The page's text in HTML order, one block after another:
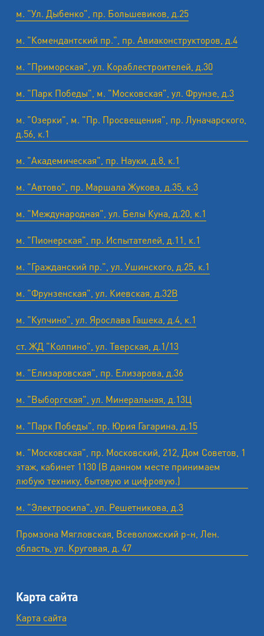
м. "Ул. Дыбенко", пр. Большевиков, д.25
м. "Комендантский пр.", пр. Авиаконструкторов, д.4
м. "Приморская", ул. Кораблестроителей, д.30
м. "Парк Победы", м. "Московская", ул. Фрунзе, д.3
м. "Озерки", м. "Пр. Просвещения", пр. Луначарского,
д.56, к.1
м. "Академическая", пр. Науки, д.8, к.1
м. "Автово", пр. Маршала Жукова, д.35, к.3
м. "Международная", ул. Белы Куна, д.20, к.1
м. "Пионерская", пр. Испытателей, д.11, к.1
м. "Гражданский пр.", ул. Ушинского, д.25, к.1
м. "Фрунзенская", ул. Киевская, д.32В
м. "Купчино", ул. Ярослава Гашека, д.4, к.1
ст. ЖД "Колпино", ул. Тверская, д.1/13
м. "Елизаровская", пр. Елизарова, д.36
м. "Выборгская", ул. Минеральная, д.13Ц
м. "Парк Победы", пр. Юрия Гагарина, д.15
м. "Московская", пр. Московский, 212, Дом Советов, 1
этаж, кабинет 1130 (В данном месте принимаем
любую технику, бытовую и цифровую.)
м. "Электросила", ул. Решетникова, д.3
Промзона Мягловская, Всеволожский р-н, Лен.
область, ул. ​Круговая, д. 47
Карта сайта
Карта сайта